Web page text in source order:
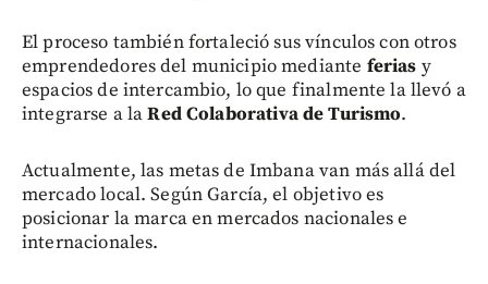
El proceso también fortaleció sus vínculos con otros
emprendedores del municipio mediante ferias y
espacios de intercambio, lo que finalmente la llevó a
integrarse a laRed Colaborativa de Turismo.
Actualmente, las metas de Imbana van más allá del
mercado local. Según García, el objetivo es
posicionar la marca en mercados nacionales e
internacionales.